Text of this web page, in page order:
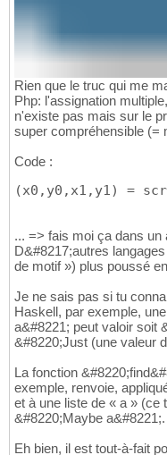
Rien que le truc qui me
Php: l'assignation
n'existe pas mais sur le
super compréhensible (=
Code :
(x0,y0,x1,y1) =
... => fais moi ça dans un
D&#8217;autres
de motif ») plus poussé
Je ne sais pas si tu
Haskell, par exemple,
a&#8221; peut valoir soit
&#8220;Just (une valeur
La fonction
exemple, renvoie,
et à une liste de « a » (ce
&#8220;Maybe a&#8221;.
Eh bien, il est tout-à-fait